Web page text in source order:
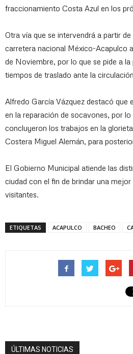
fraccionamiento Costa Azul en los
Otra vía que se intervendrá a partir
carretera nacional México-Acapulco
de Noviembre, por lo que se pide a
tiempos de traslado ante la
Alfredo García Vázquez destacó que
en la reparación de socavones, por lo
concluyeron los trabajos en la
Costera Miguel Alemán, para
El Gobierno Municipal atiende las
ciudad con el fin de brindar una
visitantes.
ETIQUETAS ACAPULCO BACHEO
ÚLTIMAS NOTICIAS